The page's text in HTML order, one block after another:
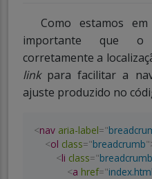
Como estamos
importante que
corretamente a
linkpara facilitar a
ajuste produzido no
<nav aria-label="
<ol class="breadcrumb"
<li class="
<a href="index.html